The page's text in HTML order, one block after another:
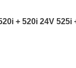
+ 520i 24V 525i